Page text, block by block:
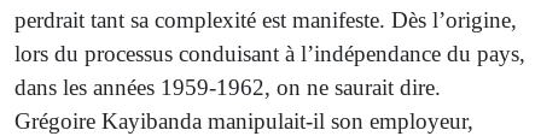
perdrait tant sa complexité est manifeste. Dès l’origine,
lors du processus conduisant à l’indépendance du pays,
dans les années 1959-1962, on ne saurait dire.
Grégoire Kayibanda manipulait-il son employeur,